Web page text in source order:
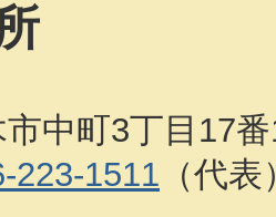
中町3丁目17
223-1511 （代表